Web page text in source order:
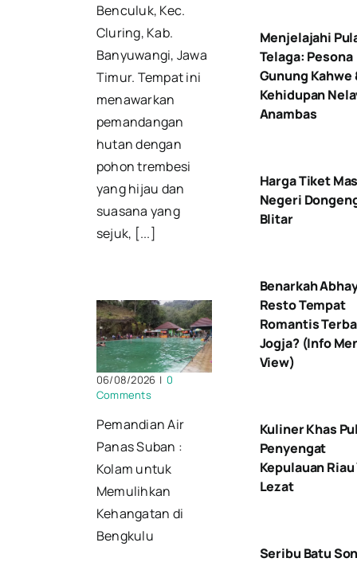
Benculuk, Kec.
Cluring, Kab.
Banyuwangi, Jawa
Timur. Tempat ini
menawarkan
pemandangan
hutan dengan
pohon trembesi
yang hijau dan
suasana yang
sejuk, [...]
06/08/2026 | 0
Comments
Pemandian Air
Panas Suban :
Kolam untuk
Memulihkan
Kehangatan di
Bengkulu
Menjelajahi
Telaga: Pesona
Gunung Kahwe
Kehidupan
Anambas
Harga Tiket
Negeri
Blitar
Benarkah
Resto Tempat
Romantis
Jogja? (Info
View)
Kuliner Khas
Penyengat
Kepulauan Riau
Lezat
Seribu Batu